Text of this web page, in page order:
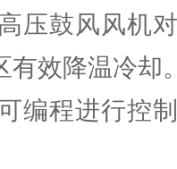
压鼓风风机
有效降温冷却
编程进行控